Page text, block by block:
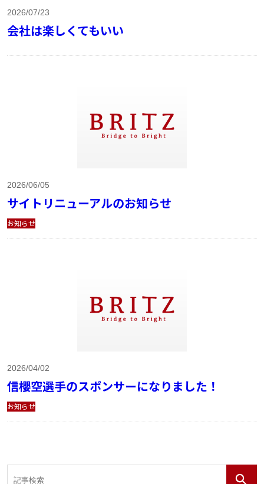
会社は楽しくてもいい
2026/07/23
サイトリニューアルのお知らせ
お知らせ
2026/06/05
信櫻空選手のスポンサーになりました！
お知らせ
2026/04/02